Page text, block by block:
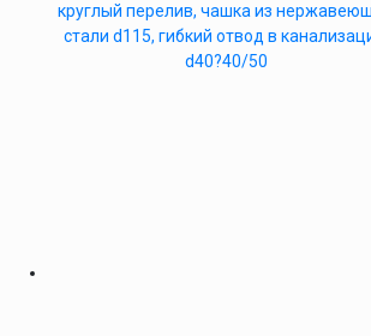
круглый перелив, чашка из
стали d115, гибкий отвод в
d40?40/50